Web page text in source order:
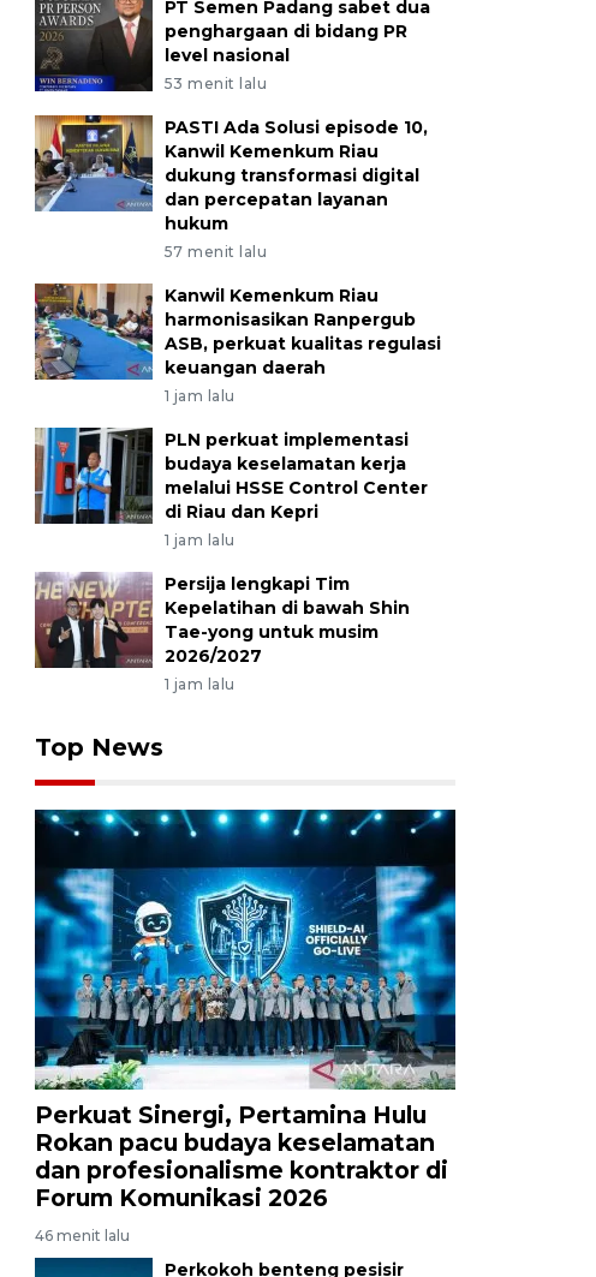
PT Semen Padang sabet dua
penghargaan di bidang PR
level nasional
53 menit lalu
PASTI Ada Solusi episode 10,
Kanwil Kemenkum Riau
dukung transformasi digital
dan percepatan layanan
hukum
57 menit lalu
Kanwil Kemenkum Riau
harmonisasikan Ranpergub
ASB, perkuat kualitas regulasi
keuangan daerah
1 jam lalu
PLN perkuat implementasi
budaya keselamatan kerja
melalui HSSE Control Center
di Riau dan Kepri
1 jam lalu
Persija lengkapi Tim
Kepelatihan di bawah Shin
Tae-yong untuk musim
2026/2027
1 jam lalu
Top News
Perkuat Sinergi, Pertamina Hulu
Rokan pacu budaya keselamatan
dan profesionalisme kontraktor di
Forum Komunikasi 2026
46 menit lalu
Perkokoh benteng pesisir